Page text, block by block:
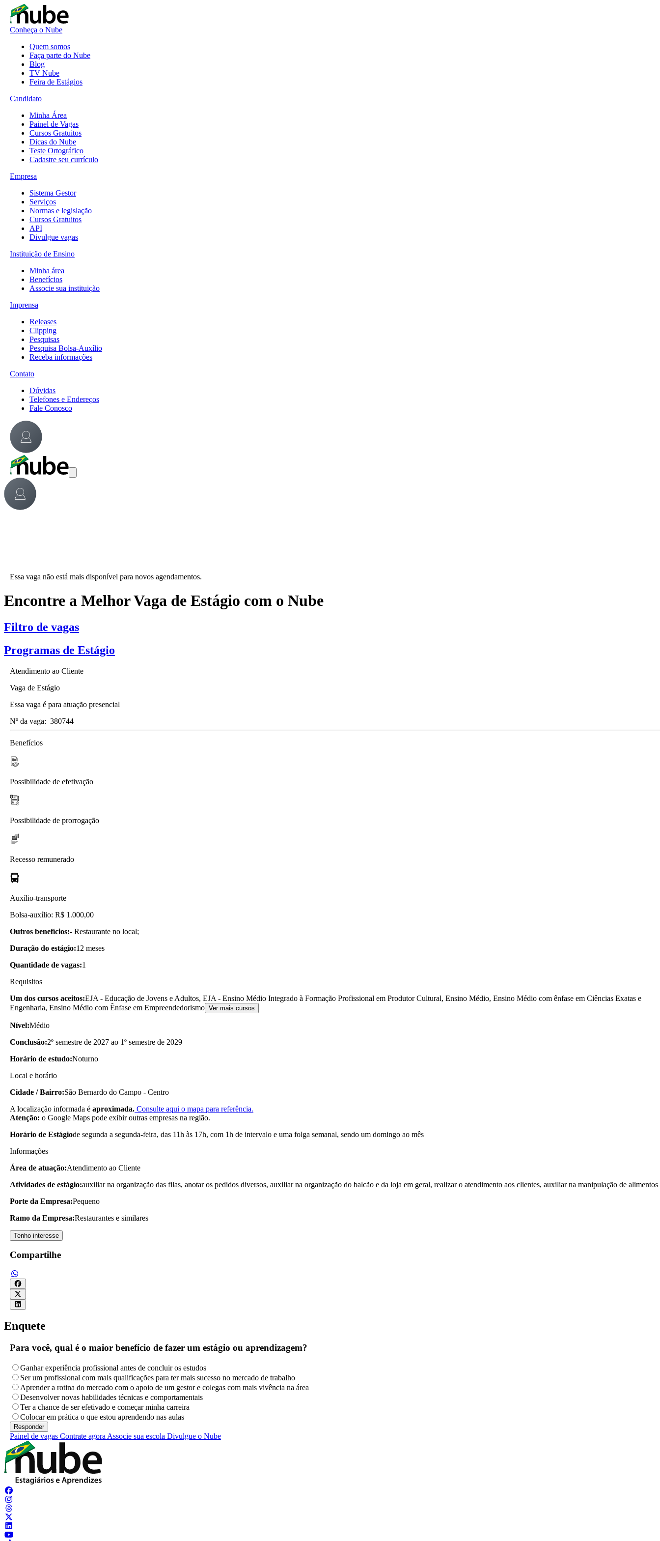
Conheça o Nube
Quem somos
Faça parte do Nube
Blog
TV Nube
Feira de Estágios
Candidato
Minha Área
Painel de Vagas
Cursos Gratuitos
Dicas do Nube
Teste Ortográfico
Cadastre seu currículo
Empresa
Sistema Gestor
Serviços
Normas e legislação
Cursos Gratuitos
API
Divulgue vagas
Instituição de Ensino
Minha área
Benefícios
Associe sua instituição
Imprensa
Releases
Clipping
Pesquisas
Pesquisa Bolsa-Auxílio
Receba informações
Contato
Dúvidas
Telefones e Endereços
Fale Conosco
Essa vaga não está mais disponível para novos agendamentos.
Encontre a Melhor Vaga de Estágio com o Nube
Filtro de vagas
Programas de Estágio
Atendimento ao Cliente
Vaga de Estágio
Essa vaga é para atuação presencial
Nº da vaga: 380744
Benefícios
Possibilidade de efetivação
Possibilidade de prorrogação
Recesso remunerado
Auxílio-transporte
Bolsa-auxílio: R$ 1.000,00
Outros benefícios:- Restaurante no local;
Duração do estágio:12 meses
Quantidade de vagas:1
Requisitos
Um dos cursos aceitos:EJA - Educação de Jovens e Adultos, EJA - Ensino Médio Integrado à Formação Profissional em Produtor Cultural, Ensino Médio, Ensino Médio com ênfase em Ciências Exatas e
Engenharia, Ensino Médio com Ênfase em Empreendedorismo Ver mais cursos
Nível:Médio
Conclusão:2º semestre de 2027 ao 1º semestre de 2029
Horário de estudo:Noturno
Local e horário
Cidade / Bairro:São Bernardo do Campo - Centro
A localização informada é aproximada. Consulte aqui o mapa para referência.
Atenção: o Google Maps pode exibir outras empresas na região.
Horário de Estágiode segunda a segunda-feira, das 11h às 17h, com 1h de intervalo e uma folga semanal, sendo um domingo ao mês
Informações
Área de atuação:Atendimento ao Cliente
Atividades de estágio:auxiliar na organização das filas, anotar os pedidos diversos, auxiliar na organização do balcão e da loja em geral, realizar o atendimento aos clientes, auxiliar na manipulação de alimentos
Porte da Empresa:Pequeno
Ramo da Empresa:Restaurantes e similares
Tenho interesse
Compartilhe
Enquete
Para você, qual é o maior benefício de fazer um estágio ou aprendizagem?
Ganhar experiência profissional antes de concluir os estudos
Ser um profissional com mais qualificações para ter mais sucesso no mercado de trabalho
Aprender a rotina do mercado com o apoio de um gestor e colegas com mais vivência na área
Desenvolver novas habilidades técnicas e comportamentais
Ter a chance de ser efetivado e começar minha carreira
Colocar em prática o que estou aprendendo nas aulas
Painel de vagas Contrate agora Associe sua escola Divulgue o Nube